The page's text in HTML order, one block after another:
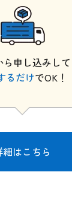
ら申し込みして
るだけでOK！
細はこちら